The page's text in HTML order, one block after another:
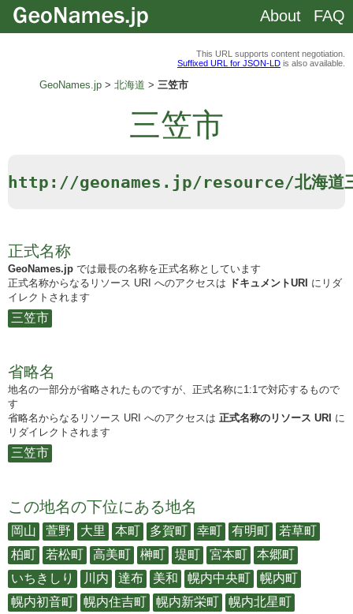
This URL supports content negotiation.
Suffixed URL for JSON-LD is also available.
GeoNames.jp 北海道 三笠市
三笠市
http://geonames.jp/resource/北海道
正式名称
GeoNames.jp では最長の名称を正式名称としています
正式名称からなるリソース URI へのアクセスは ドキュメントURI にリダ
イレクトされます
三笠市
省略名
地名の一部分が省略されたものですが、正式名称に1:1で対応するもので
す
省略名からなるリソース URI へのアクセスは 正式名称のリソース URI に
リダイレクトされます
三笠市
この地名の下位にある地名
岡山 萱野 大里 本町 多賀町 幸町 有明町
若草町
柏町
若松町 高美町 榊町 堤町 宮本町
本郷町
いちきしり
川内 達布 美和 幌内中央町
幌内町
幌内初音町
幌内住吉町 幌内新栄町
幌内北星町
About FAQ